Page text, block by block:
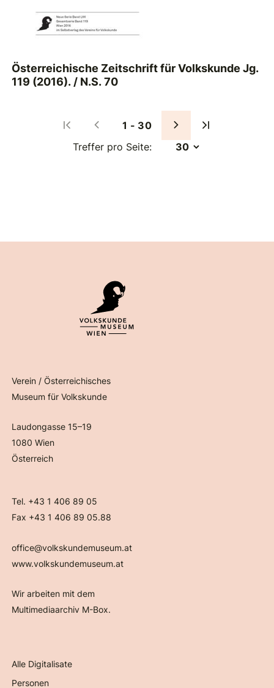
Österreichische Zeitschrift für Volkskunde Jg.
119 (2016). / N.S. 70
1 - 30
Treffer pro Seite:
Verein / Österreichisches
Museum für Volkskunde
Laudongasse 15–19
1080 Wien
Österreich
Tel. +43 1 406 89 05
Fax +43 1 406 89 05.88
office@volkskundemuseum.at
www.volkskundemuseum.at
Wir arbeiten mit dem
Multimediaarchiv M-Box.
Alle Digitalisate
Personen